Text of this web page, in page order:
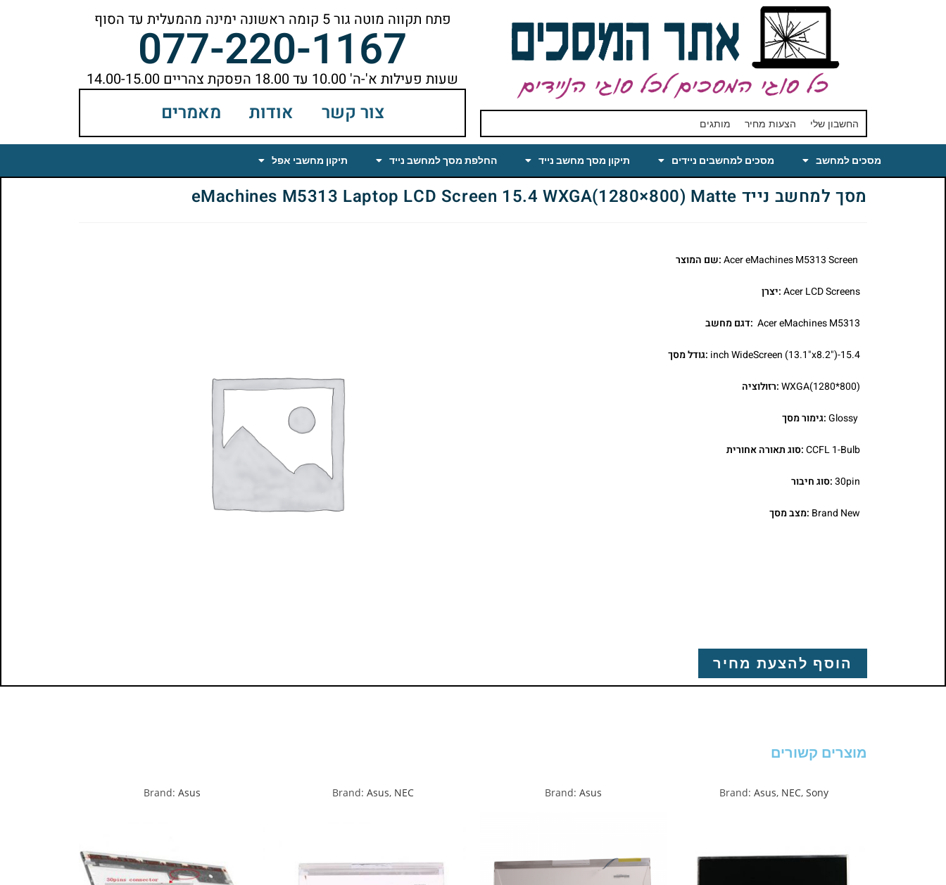
החשבון שלי הצעות מחיר מותגים
פתח תקווה מוטה גור 5 קומה ראשונה ימינה מהמעלית עד הסוף
077-220-1167שעות פעילות א'-ה' 10.00 עד 18.00 הפסקת צהריים 14.00-15.00
צור קשר אודות מאמרים
מסכים למחשב מסכים למחשבים ניידים תיקון מסך מחשב נייד החלפת מסך למחשב נייד תיקון מחשבי אפל
מסך למחשב נייד eMachines M5313 Laptop LCD Screen 15.4 WXGA(1280×800) Matte
:שם המוצר
Acer LCD Screens:יצרן
Acer eMachines M5313 :דגם מחשב
15.4-inch WideScreen (13.1"x8.2") :גודל מסך
WXGA(1280*800):רזולוציה
Glossy:גימור מסך
CCFL 1-Bulb:סוג תאורה אחורית
30pin:סוג חיבור
Brand New :מצב מסך
הוסף להצעת מחיר
מוצרים קשורים
Brand: Asus, NEC, Sony
Brand: Asus
Brand: Asus, NEC
Brand: Asus